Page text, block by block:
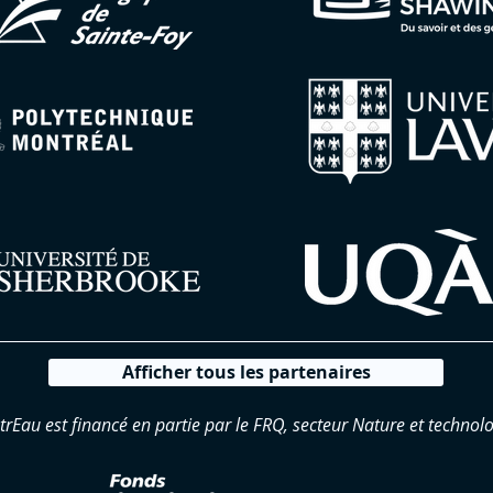
Afficher tous les partenaires
est financé en partie par le FRQ, secteur Nature et